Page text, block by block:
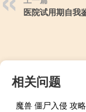
医院试用期自我
相关问题
魔兽 僵尸入侵 攻略